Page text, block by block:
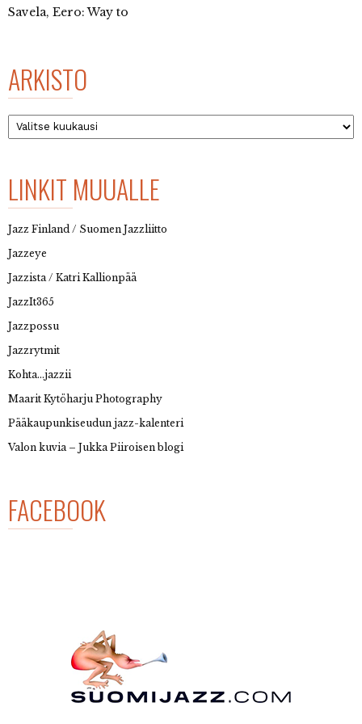
Savela, Eero: Way to
ARKISTO
Arkisto
LINKIT MUUALLE
Jazz Finland / Suomen Jazzliitto
Jazzeye
Jazzista / Katri Kallionpää
JazzIt365
Jazzpossu
Jazzrytmit
Kohta…jazzii
Maarit Kytöharju Photography
Pääkaupunkiseudun jazz-kalenteri
Valon kuvia – Jukka Piiroisen blogi
FACEBOOK